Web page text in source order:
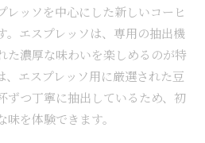
レッソを中心にした新しいコーヒ
。エスプレッソは、専用の抽出機
た濃厚な味わいを楽しめるのが特
、エスプレッソ用に厳選された豆
ずつ丁寧に抽出しているため、初
を体験できます。